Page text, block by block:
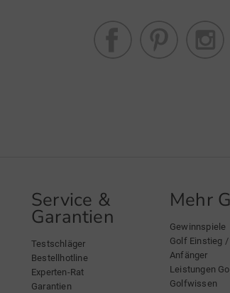
Service &
Garantien
Testschläger
Bestellhotline
Experten-Rat
Garantien
Mehr
Gewinnspiele
Golf Einstieg
Anfänger
Leistungen
Golfwissen